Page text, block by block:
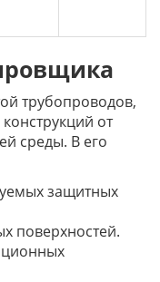
трубопроводов,
от
среды. В его
защитных
поверхностей.